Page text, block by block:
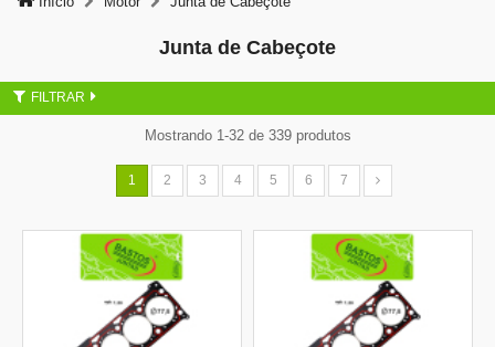
Junta de Cabeçote
FILTRAR
Mostrando 1-32 de 339 produtos
1 2 3 4 5 6 7